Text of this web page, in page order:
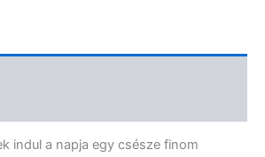
indul a napja egy csésze finom